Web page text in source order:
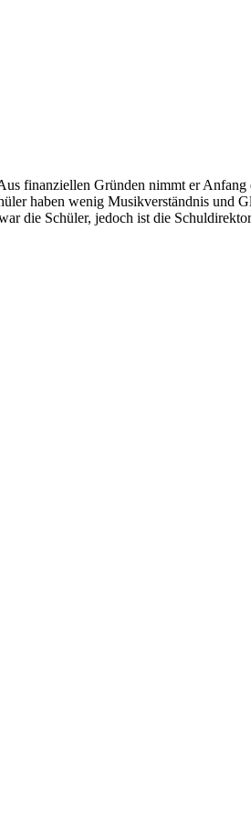
finanziellen Gründen nimmt er
haben wenig Musikverständnis
die Schüler, jedoch ist die